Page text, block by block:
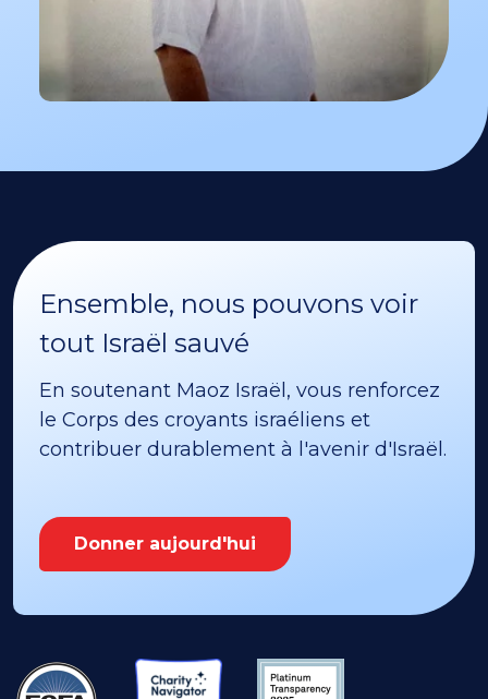
Ensemble, nous pouvons voir
tout Israël sauvé
En soutenant Maoz Israël, vous renforcez
le Corps des croyants israéliens et
contribuer durablement à l'avenir d'Israël.
Donner aujourd'hui